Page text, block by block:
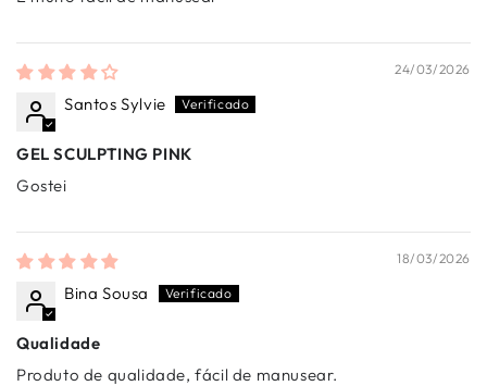
24/03/2026
Santos Sylvie
GEL SCULPTING PINK
Gostei
18/03/2026
Bina Sousa
Qualidade
Produto de qualidade, fácil de manusear.